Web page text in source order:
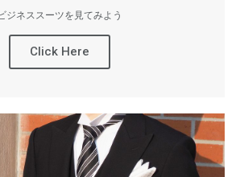
ジネススーツを見てみよう
Click Here